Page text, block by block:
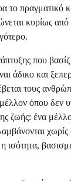
το πραγματικό
κυρίως από
που
άδικο και
τους
όπου δεν
ζωής: ένα
η ισότητα,